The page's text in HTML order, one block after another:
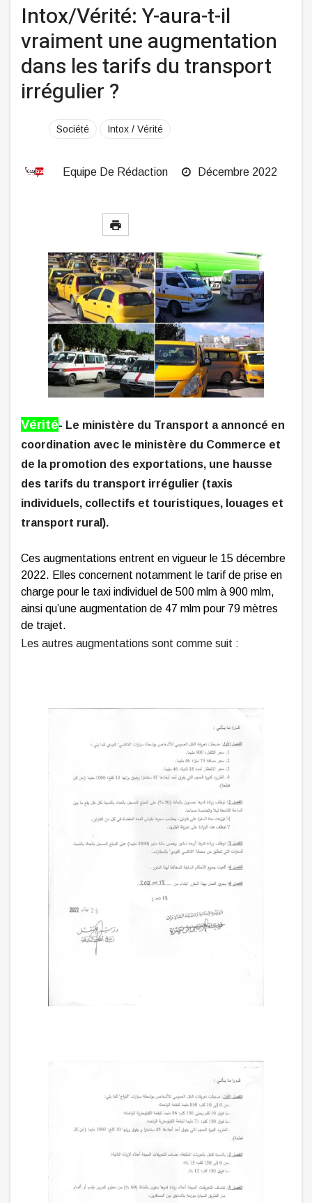
Intox/Vérité: Y-aura-t-il
vraiment une augmentation
dans les tarifs du transport
irrégulier ?
Société Intox / Vérité
Equipe De Rédaction Décembre 2022
Vérité- Le ministère du Transport a annoncé en
coordination avec le ministère du Commerce et
de la promotion des exportations, une hausse
des tarifs du transport irrégulier (taxis
individuels, collectifs et touristiques, louages et
transport rural).
Ces augmentations entrent en vigueur le 15 décembre
2022. Elles concernent notamment le tarif de prise en
charge pour le taxi individuel de 500 mlm à 900 mlm,
ainsi qu’une augmentation de 47 mlm pour 79 mètres
de trajet.
Les autres augmentations sont comme suit :